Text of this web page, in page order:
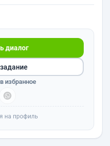
диалог
избранное
на профиль